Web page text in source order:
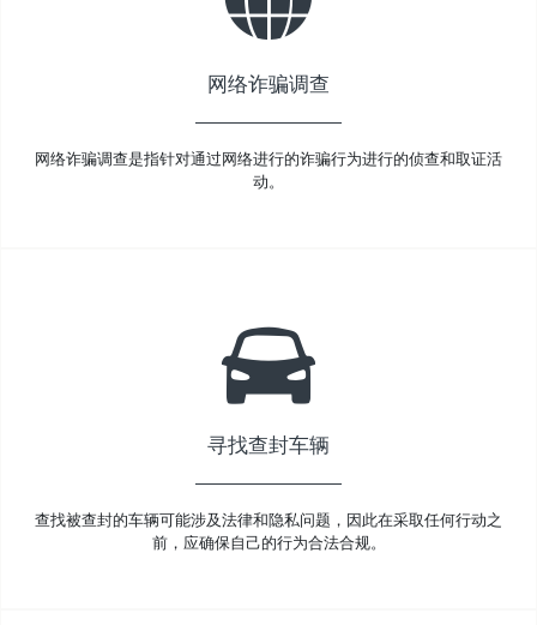
网络诈骗调查
网络诈骗调查是指针对通过网络进行的诈骗行为进行的侦查和取证活
动。
寻找查封车辆
查找被查封的车辆可能涉及法律和隐私问题，因此在采取任何行动之
前，应确保自己的行为合法合规。